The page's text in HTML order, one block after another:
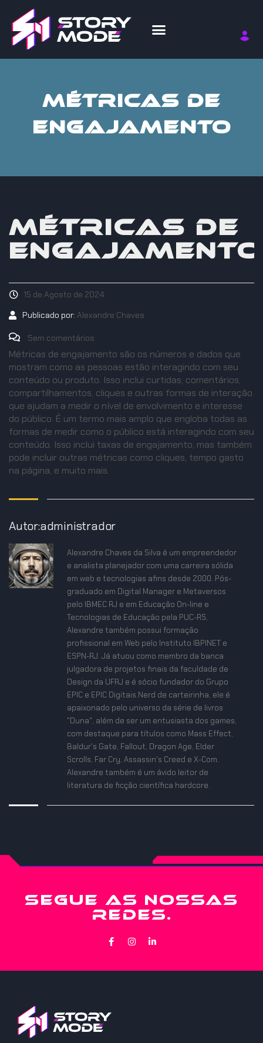
MÉTRICAS DE
ENGAJAMENTO
MÉTRICAS DE
ENGAJAMENTO
15 de Agosto de 2024
Publicado por: Alexandre Chaves
Sem comentários
Métricas de engajamento são os números e dados que
mostram como as pessoas estão interagindo com seu
conteúdo ou produto. Isso inclui curtidas, comentários,
compartilhamentos, cliques e outras formas de interação
que ajudam a medir o nível de envolvimento e interesse
do público. É um termo mais amplo que engloba todas as
formas de medir como o público está interagindo com seu
conteúdo. Isso inclui taxas de engajamento, mas também
pode incluir outras métricas como cliques, tempo gasto
na página, e muito mais.
Autor:administrador
Alexandre Chaves da Silva é um empreendedor
e analista planejador com uma carreira sólida
em web e tecnologias afins desde 2000. Pós-
graduado em Digital Manager e Metaversos
pelo IBMEC RJ e em Educação On-line e
Tecnologias de Educação pela PUC-RS,
Alexandre também possui formação
profissional em Web pelo Instituto IBPINET e
ESPN-RJ. Já atuou como membro da banca
julgadora de projetos finais da faculdade de
Design da UFRJ e é sócio fundador do Grupo
EPIC e EPIC Digitais.Nerd de carteirinha, ele é
apaixonado pelo universo da série de livros
"Duna", além de ser um entusiasta dos games,
com destaque para títulos como Mass Effect,
Baldur's Gate, Fallout, Dragon Age, Elder
Scrolls, Far Cry, Assassin's Creed e X-Com.
Alexandre também é um ávido leitor de
literatura de ficção científica hardcore.
SEGUE AS NOSSAS
REDES.